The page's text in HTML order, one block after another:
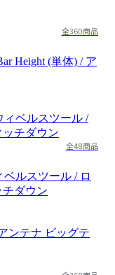
全360商品
Height (単体) / ア
全48商品
ベルスツール / ロ
ダウン